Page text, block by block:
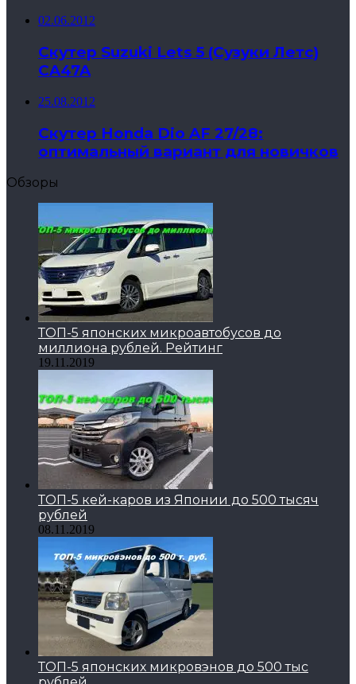
02.06.2012
Скутер Suzuki Lets 5 (Сузуки Летс)
CA47A
25.08.2012
Скутер Honda Dio AF 27/28:
оптимальный вариант для новичков
Обзоры
ТОП-5 японских микроавтобусов до
миллиона рублей. Рейтинг
19.11.2019
ТОП-5 кей-каров из Японии до 500 тысяч
рублей
08.11.2019
ТОП-5 японских микровэнов до 500 тыс